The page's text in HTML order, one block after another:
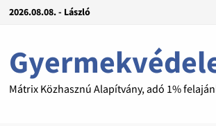
2026.08.08. - László
Mátrix Közhasznú Alapítvány, adó 1%